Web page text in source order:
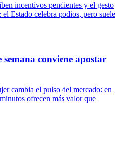
incentivos pendientes y el gesto
Estado celebra podios, pero suele
conviene apostar
cambia el pulso del mercado: en
ofrecen más valor que